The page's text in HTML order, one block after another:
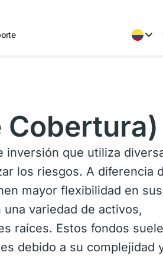
Cobertura)
inversión que utiliza
los riesgos. A diferencia
mayor flexibilidad en sus
variedad de activos,
raíces. Estos fondos
debido a su complejidad